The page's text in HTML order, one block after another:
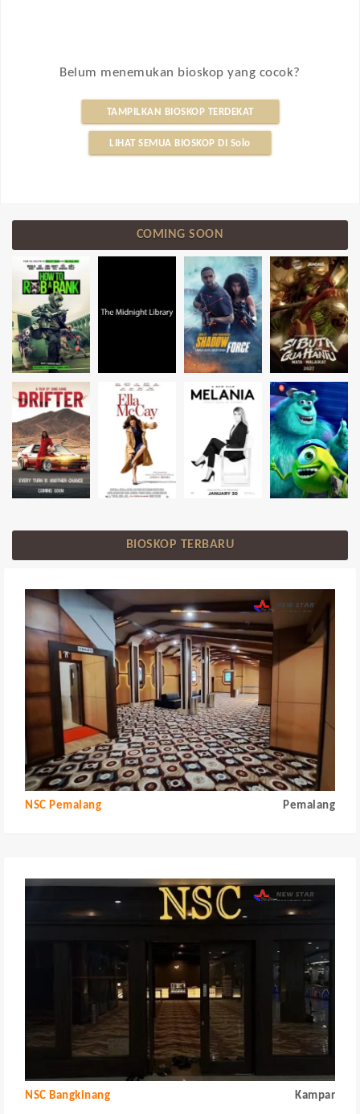
Belum menemukan bioskop yang cocok?
TAMPILKAN BIOSKOP TERDEKAT
LIHAT SEMUA BIOSKOP DI Solo
COMING SOON
BIOSKOP TERBARU
NSC Pemalang Pemalang
NSC Bangkinang Kampar